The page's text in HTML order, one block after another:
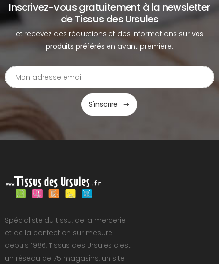
Inscrivez-vous gratuitement à la newsletter
de Tissus des Ursules
et recevez des réductions et des informations sur vos
produits préférés en avant première.
S'inscrire
Spécialiste du tissu, de la mercerie
et de la confection sur mesure
depuis 1986, Tissus des Ursules c'est
un réseau de 75 magasins, un site